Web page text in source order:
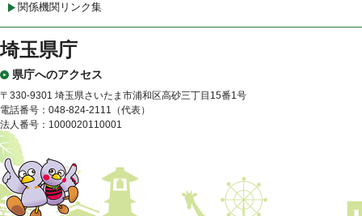
関係機関リンク集
埼玉県庁
県庁へのアクセス
〒330-9301 埼玉県さいたま市浦和区高砂三丁目15番1号
電話番号：048-824-2111（代表）
法人番号：1000020110001